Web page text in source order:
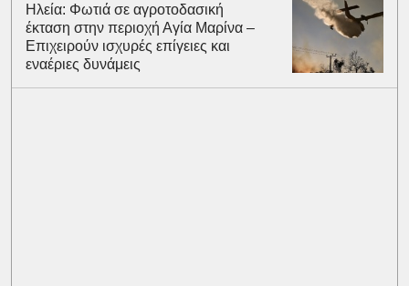
Ηλεία: Φωτιά σε αγροτοδασική
έκταση στην περιοχή Αγία Μαρίνα –
Επιχειρούν ισχυρές επίγειες και
εναέριες δυνάμεις